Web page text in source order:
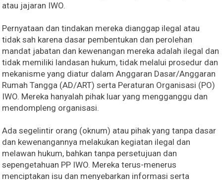
atau jajaran IWO.
Pernyataan dan tindakan mereka dianggap ilegal atau
tidak sah karena dasar pembentukan dan perolehan
mandat jabatan dan kewenangan mereka adalah ilegal dan
tidak memiliki landasan hukum, tidak melalui prosedur dan
mekanisme yang diatur dalam Anggaran Dasar/Anggaran
Rumah Tangga (AD/ART) serta Peraturan Organisasi (PO)
IWO. Mereka hanyalah pihak luar yang mengganggu dan
mendompleng organisasi.
Ada segelintir orang (oknum) atau pihak yang tanpa dasar
dan kewenangannya melakukan kegiatan ilegal dan
melawan hukum, bahkan tanpa persetujuan dan
sepengetahuan PP IWO. Mereka terus-menerus
menciptakan isu dan menyebarkan informasi serta